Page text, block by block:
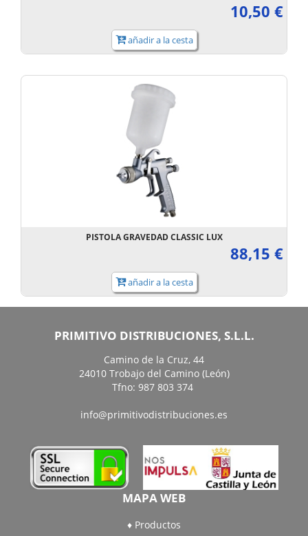
10,50 €
añadir a la cesta
PISTOLA GRAVEDAD CLASSIC LUX
88,15 €
añadir a la cesta
PRIMITIVO DISTRIBUCIONES, S.L.L.
Camino de la Cruz, 44
24010 Trobajo del Camino (León)
Tfno: 987 803 374
info@primitivodistribuciones.es
MAPA WEB
Productos